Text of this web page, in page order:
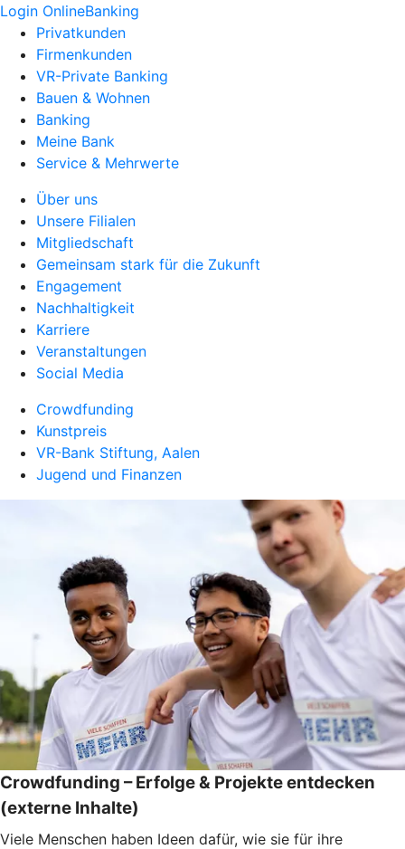
Login OnlineBanking
Privatkunden
Firmenkunden
VR-Private Banking
Bauen & Wohnen
Banking
Meine Bank
Service & Mehrwerte
Über uns
Unsere Filialen
Mitgliedschaft
Gemeinsam stark für die Zukunft
Engagement
Nachhaltigkeit
Karriere
Veranstaltungen
Social Media
Crowdfunding
Kunstpreis
VR-Bank Stiftung, Aalen
Jugend und Finanzen
Crowdfunding – Erfolge & Projekte entdecken
(externe Inhalte)
Viele Menschen haben Ideen dafür, wie sie für ihre